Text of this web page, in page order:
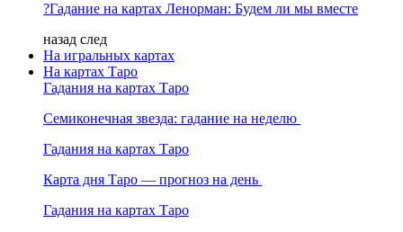
?Гадание на картах Ленорман: Будем ли мы вместе
назад след
На игральных картах
На картах Таро
Гадания на картах Таро
Семиконечная звезда: гадание на неделю
Гадания на картах Таро
Карта дня Таро — прогноз на день
Гадания на картах Таро